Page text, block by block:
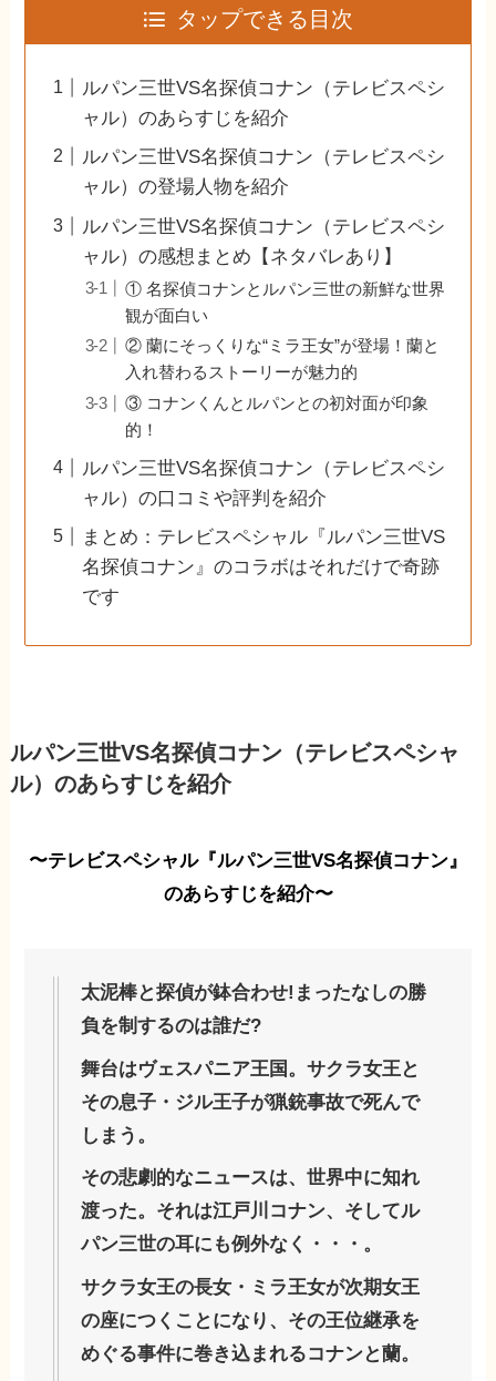
タップできる目次
ルパン三世VS名探偵コナン（テレビスペシ
ャル）のあらすじを紹介
ルパン三世VS名探偵コナン（テレビスペシ
ャル）の登場人物を紹介
ルパン三世VS名探偵コナン（テレビスペシ
ャル）の感想まとめ【ネタバレあり】
① 名探偵コナンとルパン三世の新鮮な世界
観が面白い
② 蘭にそっくりな“ミラ王女”が登場！蘭と
入れ替わるストーリーが魅力的
③ コナンくんとルパンとの初対面が印象
的！
ルパン三世VS名探偵コナン（テレビスペシ
ャル）の口コミや評判を紹介
まとめ：テレビスペシャル『ルパン三世VS
名探偵コナン』のコラボはそれだけで奇跡
です
ルパン三世VS名探偵コナン（テレビスペシャ
ル）のあらすじを紹介
〜テレビスペシャル『ルパン三世VS名探偵コナン』
のあらすじを紹介〜
太泥棒と探偵が鉢合わせ!まったなしの勝
負を制するのは誰だ?
舞台はヴェスパニア王国。サクラ女王と
その息子・ジル王子が猟銃事故で死んで
しまう。
その悲劇的なニュースは、世界中に知れ
渡った。 それは江戸川コナン、そしてル
パン三世の耳にも例外なく・・・。
サクラ女王の長女・ミラ王女が次期女王
の座につくことになり、その王位継承を
めぐる事件に巻き込まれるコナンと蘭。